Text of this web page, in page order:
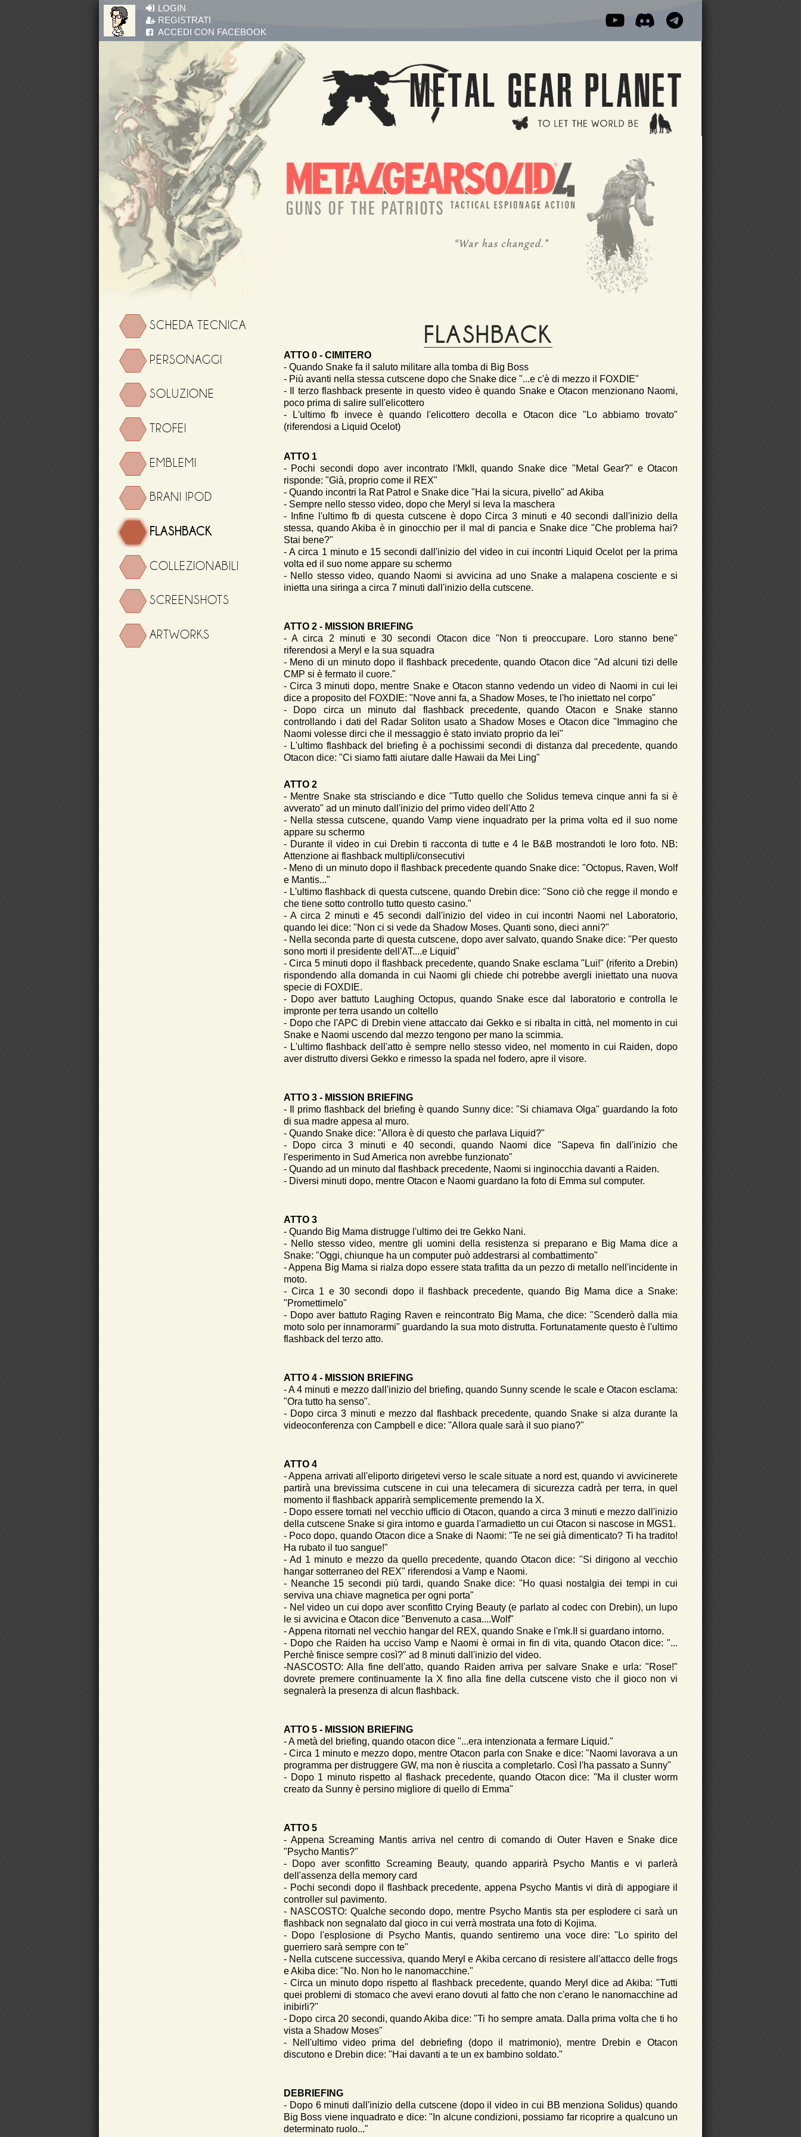
Salta al contenuto principale
LOGIN
REGISTRATI
ACCEDI CON FACEBOOK
SCHEDA TECNICA
PERSONAGGI
SOLUZIONE
TROFEI
EMBLEMI
BRANI IPOD
FLASHBACK
COLLEZIONABILI
SCREENSHOTS
ARTWORKS
FLASHBACK
ATTO 0 - CIMITERO
- Quando Snake fa il saluto militare alla tomba di Big Boss
- Più avanti nella stessa cutscene dopo che Snake dice "...e c'è di mezzo il FOXDIE"
- Il terzo flashback presente in questo video è quando Snake e Otacon menzionano Naomi,
poco prima di salire sull'elicottero
- L'ultimo fb invece è quando l'elicottero decolla e Otacon dice "Lo abbiamo trovato"
(riferendosi a Liquid Ocelot)
ATTO 1
- Pochi secondi dopo aver incontrato l'MkII, quando Snake dice "Metal Gear?" e Otacon
risponde: "Già, proprio come il REX"
- Quando incontri la Rat Patrol e Snake dice "Hai la sicura, pivello" ad Akiba
- Sempre nello stesso video, dopo che Meryl si leva la maschera
- Infine l'ultimo fb di questa cutscene è dopo Circa 3 minuti e 40 secondi dall'inizio della
stessa, quando Akiba è in ginocchio per il mal di pancia e Snake dice "Che problema hai?
Stai bene?"
- A circa 1 minuto e 15 secondi dall'inizio del video in cui incontri Liquid Ocelot per la prima
volta ed il suo nome appare su schermo
- Nello stesso video, quando Naomi si avvicina ad uno Snake a malapena cosciente e si
inietta una siringa a circa 7 minuti dall'inizio della cutscene.
ATTO 2 - MISSION BRIEFING
- A circa 2 minuti e 30 secondi Otacon dice "Non ti preoccupare. Loro stanno bene"
riferendosi a Meryl e la sua squadra
- Meno di un minuto dopo il flashback precedente, quando Otacon dice "Ad alcuni tizi delle
CMP si è fermato il cuore."
- Circa 3 minuti dopo, mentre Snake e Otacon stanno vedendo un video di Naomi in cui lei
dice a proposito del FOXDIE: "Nove anni fa, a Shadow Moses, te l'ho iniettato nel corpo"
- Dopo circa un minuto dal flashback precedente, quando Otacon e Snake stanno
controllando i dati del Radar Soliton usato a Shadow Moses e Otacon dice "Immagino che
Naomi volesse dirci che il messaggio è stato inviato proprio da lei"
- L'ultimo flashback del briefing è a pochissimi secondi di distanza dal precedente, quando
Otacon dice: "Ci siamo fatti aiutare dalle Hawaii da Mei Ling"
ATTO 2
- Mentre Snake sta strisciando e dice "Tutto quello che Solidus temeva cinque anni fa si è
avverato" ad un minuto dall'inizio del primo video dell'Atto 2
- Nella stessa cutscene, quando Vamp viene inquadrato per la prima volta ed il suo nome
appare su schermo
- Durante il video in cui Drebin ti racconta di tutte e 4 le B&B mostrandoti le loro foto. NB:
Attenzione ai flashback multipli/consecutivi
- Meno di un minuto dopo il flashback precedente quando Snake dice: "Octopus, Raven, Wolf
e Mantis..."
- L'ultimo flashback di questa cutscene, quando Drebin dice: "Sono ciò che regge il mondo e
che tiene sotto controllo tutto questo casino."
- A circa 2 minuti e 45 secondi dall'inizio del video in cui incontri Naomi nel Laboratorio,
quando lei dice: "Non ci si vede da Shadow Moses. Quanti sono, dieci anni?"
- Nella seconda parte di questa cutscene, dopo aver salvato, quando Snake dice: "Per questo
sono morti il presidente dell'AT....e Liquid"
- Circa 5 minuti dopo il flashback precedente, quando Snake esclama "Lui!" (riferito a Drebin)
rispondendo alla domanda in cui Naomi gli chiede chi potrebbe avergli iniettato una nuova
specie di FOXDIE.
- Dopo aver battuto Laughing Octopus, quando Snake esce dal laboratorio e controlla le
impronte per terra usando un coltello
- Dopo che l'APC di Drebin viene attaccato dai Gekko e si ribalta in città, nel momento in cui
Snake e Naomi uscendo dal mezzo tengono per mano la scimmia.
- L'ultimo flashback dell'atto è sempre nello stesso video, nel momento in cui Raiden, dopo
aver distrutto diversi Gekko e rimesso la spada nel fodero, apre il visore.
ATTO 3 - MISSION BRIEFING
- Il primo flashback del briefing è quando Sunny dice: "Si chiamava Olga" guardando la foto
di sua madre appesa al muro.
- Quando Snake dice: "Allora è di questo che parlava Liquid?"
- Dopo circa 3 minuti e 40 secondi, quando Naomi dice "Sapeva fin dall'inizio che
l'esperimento in Sud America non avrebbe funzionato"
- Quando ad un minuto dal flashback precedente, Naomi si inginocchia davanti a Raiden.
- Diversi minuti dopo, mentre Otacon e Naomi guardano la foto di Emma sul computer.
ATTO 3
- Quando Big Mama distrugge l'ultimo dei tre Gekko Nani.
- Nello stesso video, mentre gli uomini della resistenza si preparano e Big Mama dice a
Snake: "Oggi, chiunque ha un computer può addestrarsi al combattimento"
- Appena Big Mama si rialza dopo essere stata trafitta da un pezzo di metallo nell'incidente in
moto.
- Circa 1 e 30 secondi dopo il flashback precedente, quando Big Mama dice a Snake:
"Promettimelo"
- Dopo aver battuto Raging Raven e reincontrato Big Mama, che dice: "Scenderò dalla mia
moto solo per innamorarmi" guardando la sua moto distrutta. Fortunatamente questo è l'ultimo
flashback del terzo atto.
ATTO 4 - MISSION BRIEFING
- A 4 minuti e mezzo dall'inizio del briefing, quando Sunny scende le scale e Otacon esclama:
"Ora tutto ha senso".
- Dopo circa 3 minuti e mezzo dal flashback precedente, quando Snake si alza durante la
videoconferenza con Campbell e dice: "Allora quale sarà il suo piano?"
ATTO 4
- Appena arrivati all'eliporto dirigetevi verso le scale situate a nord est, quando vi avvicinerete
partirà una brevissima cutscene in cui una telecamera di sicurezza cadrà per terra, in quel
momento il flashback apparirà semplicemente premendo la X.
- Dopo essere tornati nel vecchio ufficio di Otacon, quando a circa 3 minuti e mezzo dall'inizio
della cutscene Snake si gira intorno e guarda l'armadietto un cui Otacon si nascose in MGS1.
- Poco dopo, quando Otacon dice a Snake di Naomi: "Te ne sei già dimenticato? Ti ha tradito!
Ha rubato il tuo sangue!"
- Ad 1 minuto e mezzo da quello precedente, quando Otacon dice: "Si dirigono al vecchio
hangar sotterraneo del REX" riferendosi a Vamp e Naomi.
- Neanche 15 secondi più tardi, quando Snake dice: "Ho quasi nostalgia dei tempi in cui
serviva una chiave magnetica per ogni porta"
- Nel video un cui dopo aver sconfitto Crying Beauty (e parlato al codec con Drebin), un lupo
le si avvicina e Otacon dice "Benvenuto a casa....Wolf"
- Appena ritornati nel vecchio hangar del REX, quando Snake e l'mk.II si guardano intorno.
- Dopo che Raiden ha ucciso Vamp e Naomi è ormai in fin di vita, quando Otacon dice: "...
Perchè finisce sempre così?" ad 8 minuti dall'inizio del video.
-NASCOSTO: Alla fine dell'atto, quando Raiden arriva per salvare Snake e urla: "Rose!"
dovrete premere continuamente la X fino alla fine della cutscene visto che il gioco non vi
segnalerà la presenza di alcun flashback.
ATTO 5 - MISSION BRIEFING
- A metà del briefing, quando otacon dice "...era intenzionata a fermare Liquid."
- Circa 1 minuto e mezzo dopo, mentre Otacon parla con Snake e dice: "Naomi lavorava a un
programma per distruggere GW, ma non è riuscita a completarlo. Così l'ha passato a Sunny"
- Dopo 1 minuto rispetto al flashack precedente, quando Otacon dice: "Ma il cluster worm
creato da Sunny è persino migliore di quello di Emma"
ATTO 5
- Appena Screaming Mantis arriva nel centro di comando di Outer Haven e Snake dice
"Psycho Mantis?"
- Dopo aver sconfitto Screaming Beauty, quando apparirà Psycho Mantis e vi parlerà
dell'assenza della memory card
- Pochi secondi dopo il flashback precedente, appena Psycho Mantis vi dirà di appogiare il
controller sul pavimento.
- NASCOSTO: Qualche secondo dopo, mentre Psycho Mantis sta per esplodere ci sarà un
flashback non segnalato dal gioco in cui verrà mostrata una foto di Kojima.
- Dopo l'esplosione di Psycho Mantis, quando sentiremo una voce dire: "Lo spirito del
guerriero sarà sempre con te"
- Nella cutscene successiva, quando Meryl e Akiba cercano di resistere all'attacco delle frogs
e Akiba dice: "No. Non ho le nanomacchine."
- Circa un minuto dopo rispetto al flashback precedente, quando Meryl dice ad Akiba: "Tutti
quei problemi di stomaco che avevi erano dovuti al fatto che non c'erano le nanomacchine ad
inibirli?"
- Dopo circa 20 secondi, quando Akiba dice: "Ti ho sempre amata. Dalla prima volta che ti ho
vista a Shadow Moses"
- Nell'ultimo video prima del debriefing (dopo il matrimonio), mentre Drebin e Otacon
discutono e Drebin dice: "Hai davanti a te un ex bambino soldato."
DEBRIEFING
- Dopo 6 minuti dall'inizio della cutscene (dopo il video in cui BB menziona Solidus) quando
Big Boss viene inquadrato e dice: "In alcune condizioni, possiamo far ricoprire a qualcuno un
determinato ruolo..."